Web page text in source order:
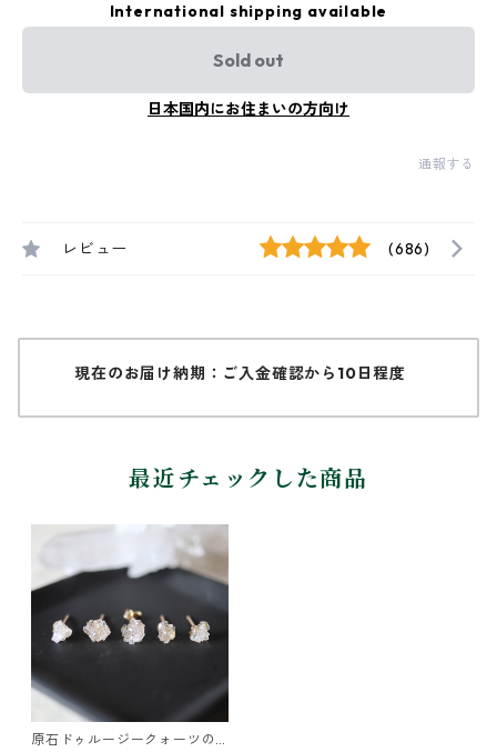
International shipping available
Sold out
日本国内にお住まいの方向け
通報する
レビュー (686)
現在のお届け納期：ご入金確認から10日程度
最近チェックした商品
原石ドゥルージークォーツの